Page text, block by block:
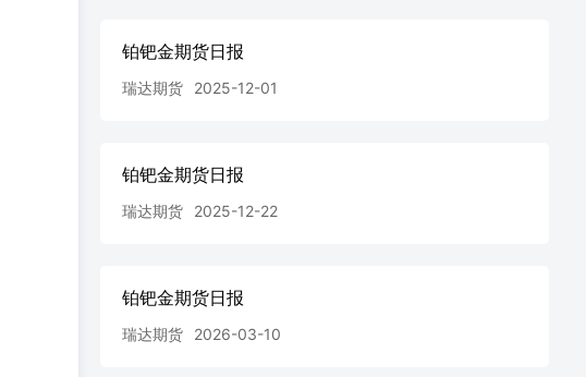
铂钯金期货日报
瑞达期货 2025-12-01
铂钯金期货日报
瑞达期货 2025-12-22
铂钯金期货日报
瑞达期货 2026-03-10